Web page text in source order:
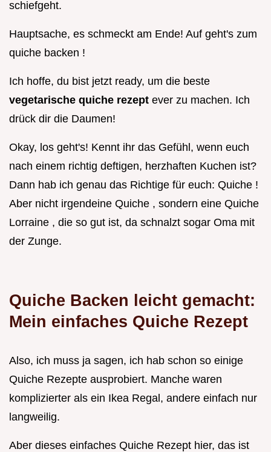
schiefgeht.
Hauptsache, es schmeckt am Ende! Auf geht's zum
quiche backen !
Ich hoffe, du bist jetzt ready, um die beste
vegetarische quiche rezept ever zu machen. Ich
drück dir die Daumen!
Okay, los geht's! Kennt ihr das Gefühl, wenn euch
nach einem richtig deftigen, herzhaften Kuchen ist?
Dann hab ich genau das Richtige für euch: Quiche !
Aber nicht irgendeine Quiche , sondern eine Quiche
Lorraine , die so gut ist, da schnalzt sogar Oma mit
der Zunge.
Quiche Backen leicht gemacht:
Mein einfaches Quiche Rezept
Also, ich muss ja sagen, ich hab schon so einige
Quiche Rezepte ausprobiert. Manche waren
komplizierter als ein Ikea Regal, andere einfach nur
langweilig.
Aber dieses einfaches Quiche Rezept hier, das ist